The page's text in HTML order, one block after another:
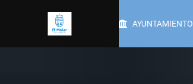
AYUNTAMIENTO